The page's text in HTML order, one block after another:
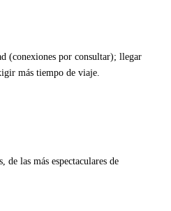
(conexiones por consultar); llegar
más tiempo de viaje.
de las más espectaculares de